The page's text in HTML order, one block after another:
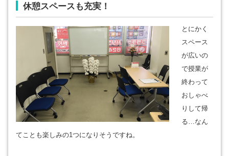
休憩スペースも充実！
とにかく
スペース
が広いの
で授業が
終わって
おしゃべ
りして帰
る…なん
てことも楽しみの1つになりそうですね。